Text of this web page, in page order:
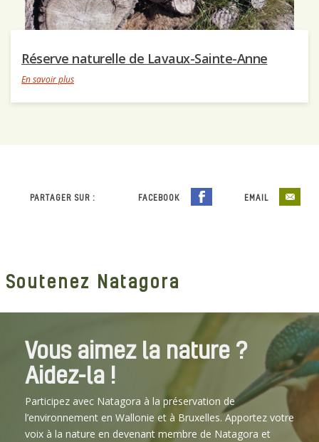
Réserve naturelle de Lavaux-Sainte-Anne
En savoir plus
PARTAGER SUR : FACEBOOK EMAIL
Soutenez Natagora
Vous aimez la nature ?
Aidez-la !
Participez avec Natagora à la préservation de
l’environnement en Wallonie et à Bruxelles. Apportez votre
voix à la nature en devenant membre de Natagora et